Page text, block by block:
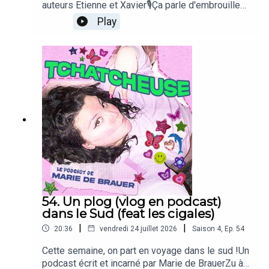
auteurs Etienne et Xavier🎙Ça parle d'embrouilles,
du métier d'auteur, de sauter des classes, de
complexes, de batch cooking, de glaces, bon
bref...Un podcast écrit et incarné par Marie de
BrauerZu à la prod, Pauline Bouillaud au
montage,Valentine de Bue pour la DA zinzinet un
générique de guedin par Julien Karpi👇Pour
soutenir le podcast 👇1. On s'abonne 🔔2. On
mets 5 étoiles et un commentaire sur Apple
Podcasts, Spotify et Podcast Addict ⭐3. On
rejoint Tchatcheuse sur Instagram 🤳🏼
Play
54. Un plog (vlog en podcast)
dans le Sud (feat les cigales)
20:36 | vendredi 24 juillet 2026 | Saison 4, Ep. 54
Cette semaine, on part en voyage dans le sud !Un
podcast écrit et incarné par Marie de BrauerZu à